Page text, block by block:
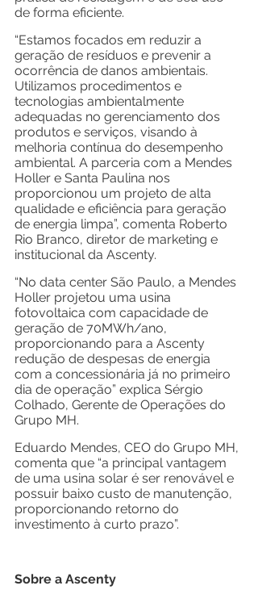
de forma eficiente.
“Estamos focados em reduzir a
geração de resíduos e prevenir a
ocorrência de danos ambientais.
Utilizamos procedimentos e
tecnologias ambientalmente
adequadas no gerenciamento dos
produtos e serviços, visando à
melhoria contínua do desempenho
ambiental. A parceria com a Mendes
Holler e Santa Paulina nos
proporcionou um projeto de alta
qualidade e eficiência para geração
de energia limpa”, comenta Roberto
Rio Branco, diretor de marketing e
institucional da Ascenty.
“No data center São Paulo, a Mendes
Holler projetou uma usina
fotovoltaica com capacidade de
geração de 70MWh/ano,
proporcionando para a Ascenty
redução de despesas de energia
com a concessionária já no primeiro
dia de operação” explica Sérgio
Colhado, Gerente de Operações do
Grupo MH.
Eduardo Mendes, CEO do Grupo MH,
comenta que “a principal vantagem
de uma usina solar é ser renovável e
possuir baixo custo de manutenção,
proporcionando retorno do
investimento à curto prazo”.
Sobre a Ascenty